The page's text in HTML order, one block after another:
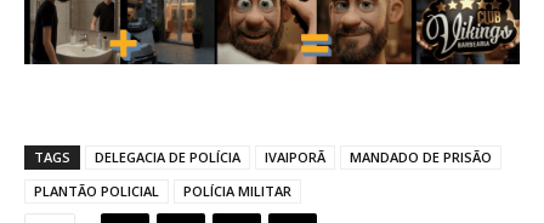
TAGS DELEGACIA DE POLÍCIA IVAIPORÃ
MANDADO DE PRISÃO
PLANTÃO POLICIAL
POLÍCIA MILITAR